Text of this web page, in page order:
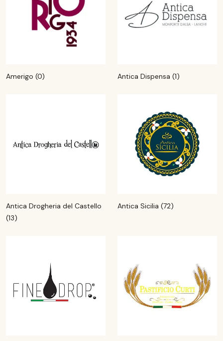
Amerigo (0) Antica Dispensa (1)
Antica Drogheria del Castello
(13)
Antica Sicilia (72)